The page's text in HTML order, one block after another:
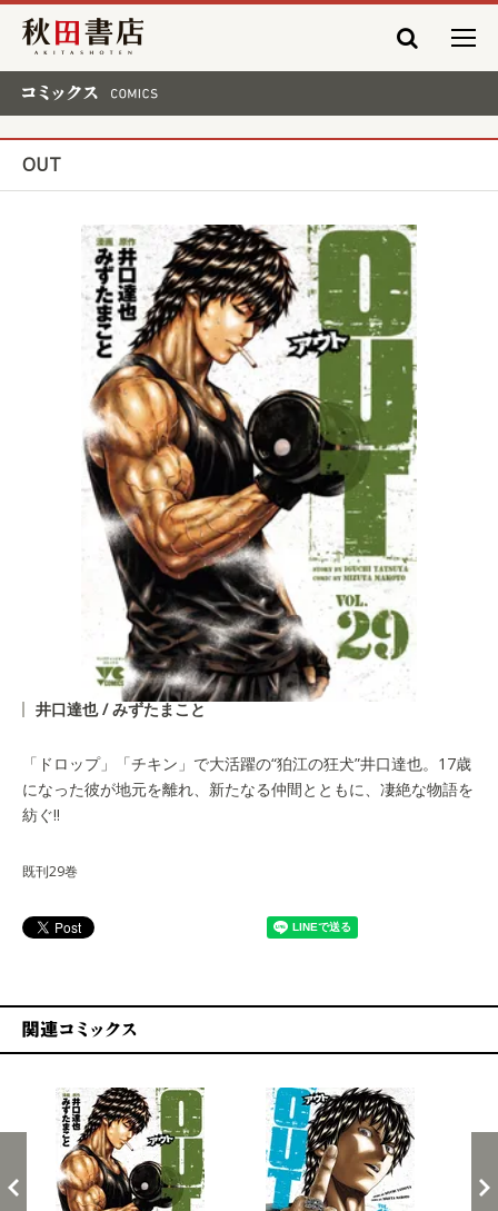
秋田書店
OUT
井口達也 / みずたまこと
「ドロップ」「チキン」で大活躍の“狛江の狂犬”井口達也。17歳
になった彼が地元を離れ、新たなる仲間とともに、凄絶な物語を
紡ぐ!!
既刊29巻